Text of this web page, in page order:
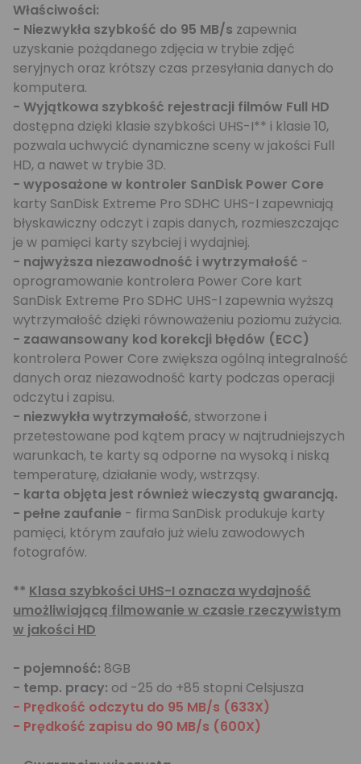
Właściwości:
- Niezwykła szybkość do 95 MB/s zapewnia
uzyskanie pożądanego zdjęcia w trybie zdjęć
seryjnych oraz krótszy czas przesyłania danych do
komputera.
- Wyjątkowa szybkość rejestracji filmów Full HD
dostępna dzięki klasie szybkości UHS-I** i klasie 10,
pozwala uchwycić dynamiczne sceny w jakości Full
HD, a nawet w trybie 3D.
- wyposażone w kontroler SanDisk Power Core
karty SanDisk Extreme Pro SDHC UHS-I zapewniają
błyskawiczny odczyt i zapis danych, rozmieszczając
je w pamięci karty szybciej i wydajniej.
- najwyższa niezawodność i wytrzymałość -
oprogramowanie kontrolera Power Core kart
SanDisk Extreme Pro SDHC UHS-I zapewnia wyższą
wytrzymałość dzięki równoważeniu poziomu zużycia.
- zaawansowany kod korekcji błędów (ECC)
kontrolera Power Core zwiększa ogólną integralność
danych oraz niezawodność karty podczas operacji
odczytu i zapisu.
- niezwykła wytrzymałość, stworzone i
przetestowane pod kątem pracy w najtrudniejszych
warunkach, te karty są odporne na wysoką i niską
temperaturę, działanie wody, wstrząsy.
- karta objęta jest również wieczystą gwarancją.
- pełne zaufanie - firma SanDisk produkuje karty
pamięci, którym zaufało już wielu zawodowych
fotografów.
** Klasa szybkości UHS-I oznacza wydajność
umożliwiającą filmowanie w czasie rzeczywistym
w jakości HD
- pojemność: 8GB
- temp. pracy: od -25 do +85 stopni Celsjusza
- Prędkość odczytu do 95 MB/s (633X)
- Prędkość zapisu do 90 MB/s (600X)